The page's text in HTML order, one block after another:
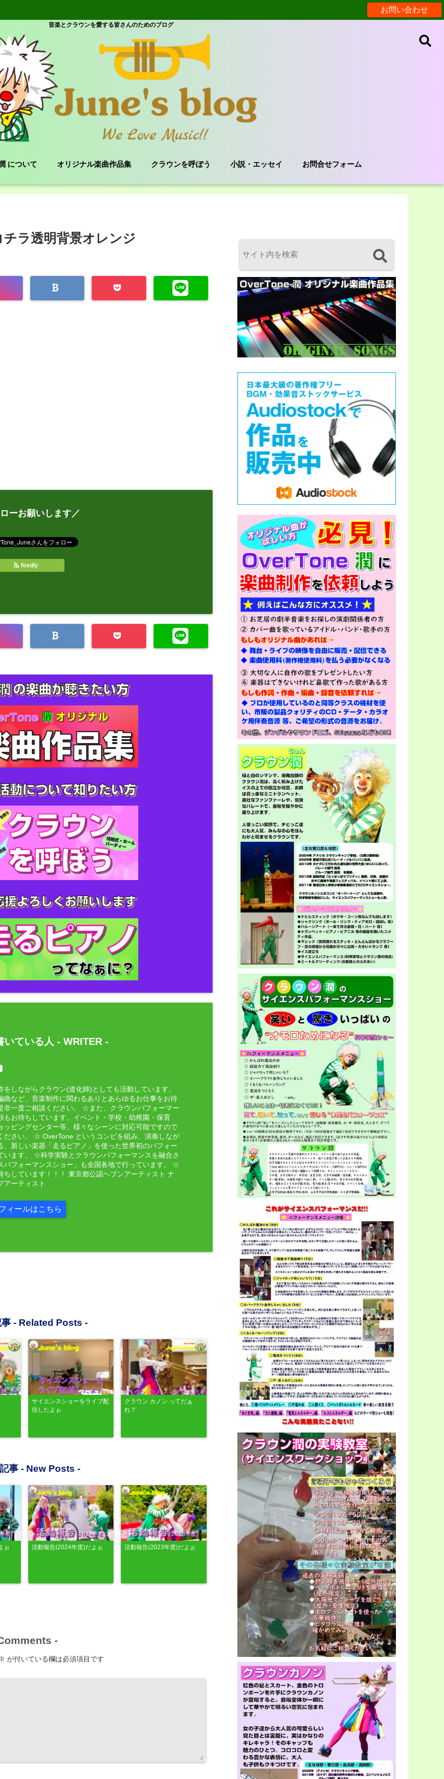
お問い合わせ
音楽とクラウンを愛する皆さんのためのブログ
について オリジナル楽曲作品集 クラウンを呼ぼう 小説・エッセイ お問合せフォーム
ラ透明背景オレンジ
ーお願いします／
feedly
いている人 - WRITER -
しながらクラウン(道化師)としても活動しています。
など、音楽制作に関わるありとあらゆるお仕事をお待
非一度ご相談ください。 ☆また、クラウンパフォーマー
もお待ちしています。イベント・学校・幼稚園・保育
ッピングセンター等、様々なシーンに対応可能ですので
ださい。 ☆ OverTone というコンビを組み、演奏しなが
、新しい楽器「走るピアノ」を使った世界初のパフォー
います。 ☆科学実験とクラウンパフォーマンスを融合さ
パフォーマンスショー」も全国各地で行っています。 ☆
ちしています！！！ 東京都公認ヘブンアーティスト ナ
アーティスト
ィールはこちら
- Related Posts -
サイエンスショーをライブ配
信したよぉ
クラウン カノン ってだぁ
れ？
事 - New Posts -
ぉ 活動報告(2024年度)だよぉ 活動報告(2023年度)だよぉ
-
が付いている欄は必須項目です